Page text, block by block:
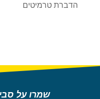
הדברת טרמיטים
שמרו על